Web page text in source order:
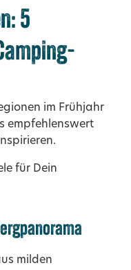
5
im Frühjahr
empfehlenswert
für Dein
milden